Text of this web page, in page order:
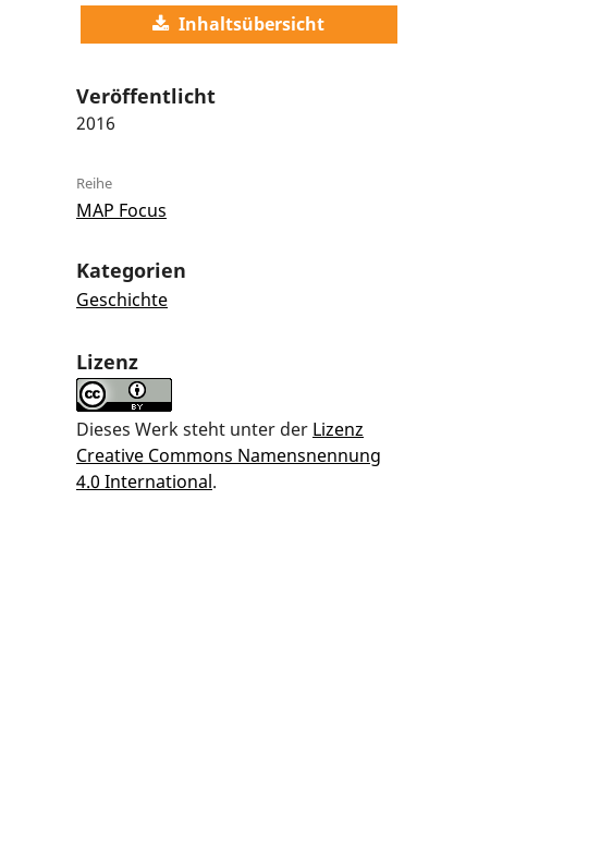
Inhaltsübersicht
Veröffentlicht
2016
Reihe
MAP Focus
Kategorien
Geschichte
Lizenz
Dieses Werk steht unter der Lizenz
Creative Commons Namensnennung
4.0 International.